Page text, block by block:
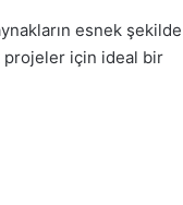
esnek şekilde
projeler için ideal bir